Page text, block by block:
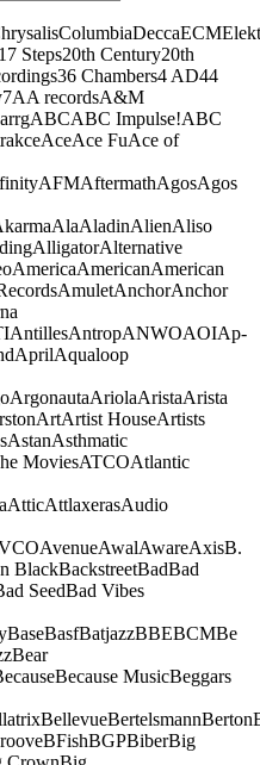
ColumbiaDeccaECM
17 Steps20th Century20th
36 Chambers4 AD44
7AA recordsA&M
ABCABC Impulse!ABC
AceAce FuAce of
AFMAftermathAgosAgos
AlaAladinAlienAliso
AlligatorAlternative
AmericaAmericanAmerican
AmuletAnchorAnchor
AntillesAntropANWOAOIAp-
AprilAqualoop
ArgonautaAriolaAristaArista
ArtArtist HouseArtists
AstanAsthmatic
MoviesATCOAtlantic
AtticAttlaxerasAudio
AvenueAwalAwareAxisB.
BlackBackstreetBadBad
SeedBad Vibes
BaseBasfBatjazzBBEBCMBe
Bear
Because MusicBeggars
BellevueBertelsmannBerton
BFishBGPBiberBig